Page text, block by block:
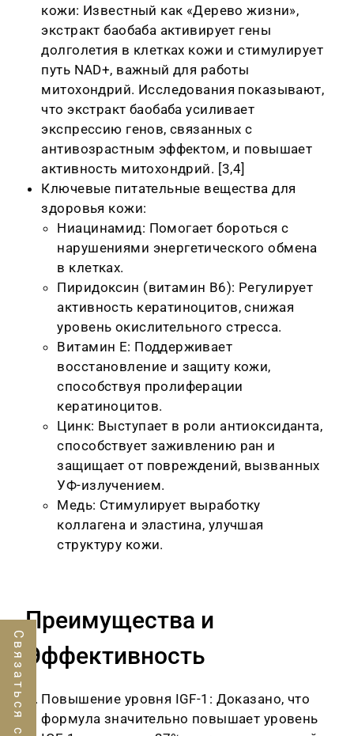
кожи: Известный как «Дерево жизни»,
экстракт баобаба активирует гены
долголетия в клетках кожи и стимулирует
путь NAD+, важный для работы
митохондрий. Исследования показывают,
что экстракт баобаба усиливает
экспрессию генов, связанных с
антивозрастным эффектом, и повышает
активность митохондрий. [3,4]
Ключевые питательные вещества для
здоровья кожи:
Ниацинамид: Помогает бороться с
нарушениями энергетического обмена
в клетках.
Пиридоксин (витамин B6): Регулирует
активность кератиноцитов, снижая
уровень окислительного стресса.
Витамин Е: Поддерживает
восстановление и защиту кожи,
способствуя пролиферации
кератиноцитов.
Цинк: Выступает в роли антиоксиданта,
способствует заживлению ран и
защищает от повреждений, вызванных
УФ-излучением.
Медь: Стимулирует выработку
коллагена и эластина, улучшая
структуру кожи.
Преимущества и
Эффективность
Повышение уровня IGF-1: Доказано, что
формула значительно повышает уровень